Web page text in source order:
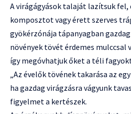
A virágágyások talaját lazítsuk fel,
komposztot vagy érett szerves
gyökérzónája tápanyagban
növények tövét érdemes mulccsal
így megóvhatjuk őket a téli
„Az évelők tövének takarása az
ha gazdag virágzásra vágyunk
figyelmet a kertészek.